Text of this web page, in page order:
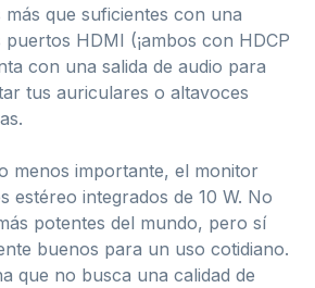
que suficientes con una
HDMI (¡ambos con HDCP
con una salida de audio para
tus auriculares o altavoces
menos importante, el monitor
estéreo integrados de 10 W. No
potentes del mundo, pero sí
buenos para un uso cotidiano.
que no busca una calidad de